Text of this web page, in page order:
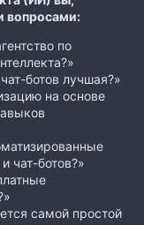
вопросами:
по
ботов лучшая?»
на основе
чат-ботов?»
самой простой